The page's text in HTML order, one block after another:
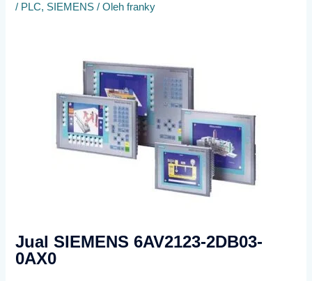
/ PLC, SIEMENS / Olehfranky
Jual SIEMENS 6AV2123-2DB03-
0AX0